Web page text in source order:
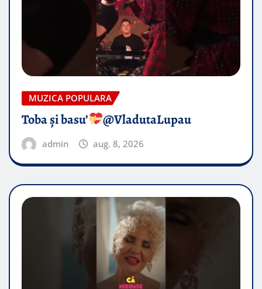
MUZICA POPULARA
Toba și basu’ @VladutaLupau
admin aug. 8, 2026